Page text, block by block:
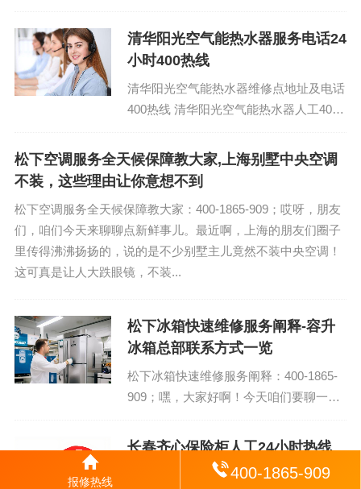
清华阳光空气能热水器服务电话24
小时400热线
清华阳光空气能热水器维修点地址及电话
400热线 清华阳光空气能热水器人工400
示：即可拨打）...
松下空调服务全天候保障教大家,上海别墅中央空调
不装，这些理由让你意想不到
松下空调服务全天候保障教大家：400-1865-909；哎呀，朋友
们，咱们今天来聊聊点新鲜事儿。最近啊，上海的朋友们圈子
里传得沸沸扬扬的，说的是不少别墅主儿竟然不装中央空调！
这可真是让人大跌眼镜，不装...
松下冰箱快速维修服务阐释-容升
冰箱总部联系方式一览
松下冰箱快速维修服务阐释：400-1865-
909；嘿，大家好啊！今天咱们要聊一聊
部联系方式一览。你知道吗，这可是个宝
啊，对于我们这些爱烹饪、爱生活的朋友
长春齐心保险柜人工24小时热线
长春齐心保险柜400热线人工服务 齐心保
报修热线 400-1865-909